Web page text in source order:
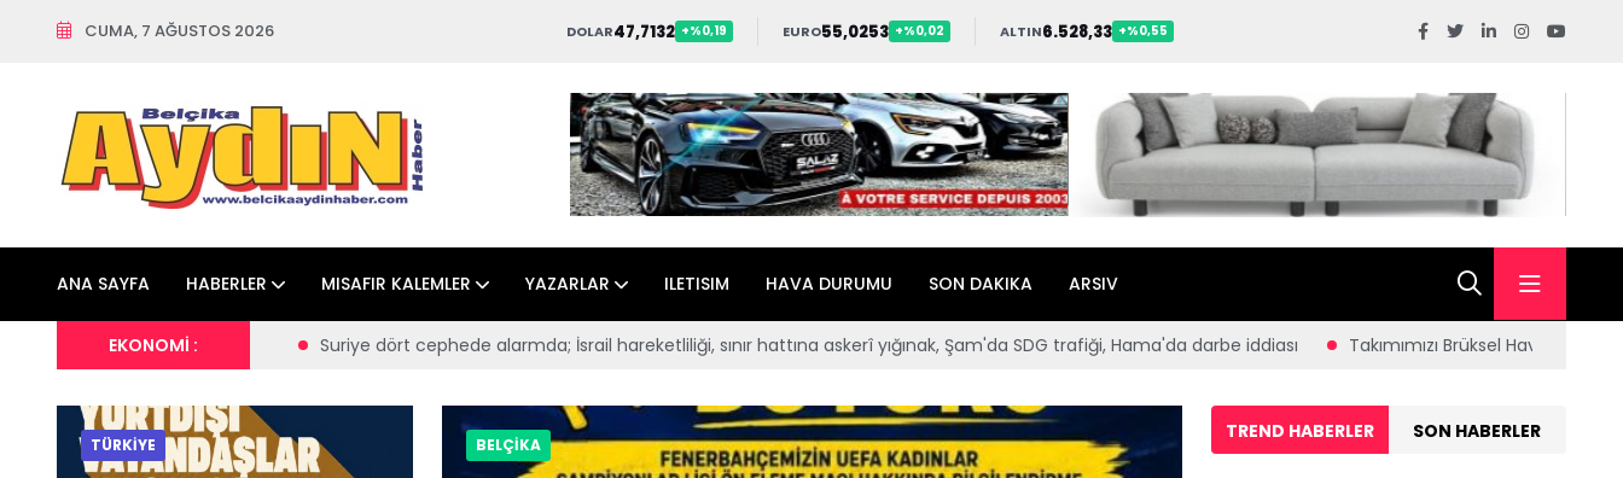
CUMA, 7 AĞUSTOS 2026 DOLAR47,7132 +%0,19 EURO55,0253 +%0,02 ALTIN6.528,33 +%0,55
ANA SAYFA HABERLER MISAFIR KALEMLER YAZARLAR ILETISIM HAVA DURUMU SON DAKIKA ARSIV
EKONOMİ :
dört cephede alarmda; İsrail hareketliliği, sınır hattına askerî yığınak, Şam'da SDG trafiği, Hama'da darbe iddiası Takımımızı Brüksel Havalimanı’nda büyük bir coşku ve gururla karşıladık.
TÜRKİYE BELÇİKA
TREND HABERLER SON HABERLER